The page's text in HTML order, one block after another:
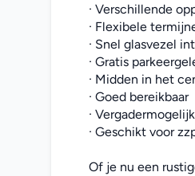
· Verschillende
· Flexibele
· Snel glasvezel
· Gratis
· Midden in het
· Goed bereikbaar
·
· Geschikt voor
Of je nu een